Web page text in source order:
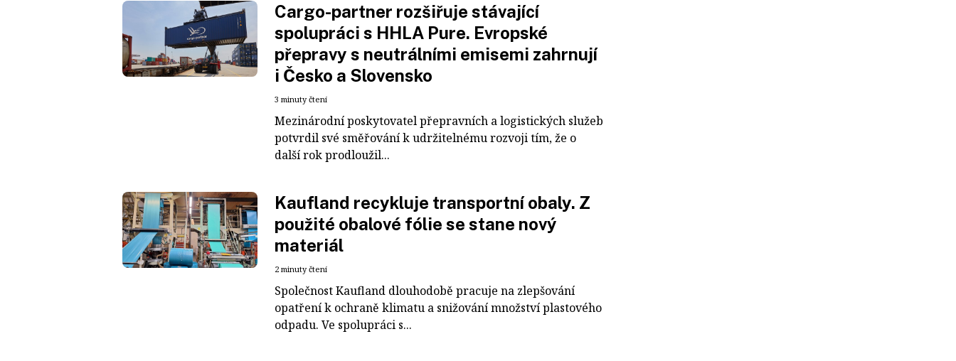
Cargo-partner rozšiřuje stávající
spolupráci s HHLA Pure. Evropské
přepravy s neutrálními emisemi zahrnují
i Česko a Slovensko
3 minuty čtení
Mezinárodní poskytovatel přepravních a logistických služeb
potvrdil své směřování k udržitelnému rozvoji tím, že o
další rok prodloužil...
Kaufland recykluje transportní obaly. Z
použité obalové fólie se stane nový
materiál
2 minuty čtení
Společnost Kaufland dlouhodobě pracuje na zlepšování
opatření k ochraně klimatu a snižování množství plastového
odpadu. Ve spolupráci s...